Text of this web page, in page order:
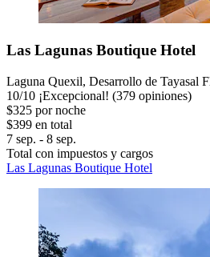
Las Lagunas Boutique Hotel
Laguna Quexil, Desarrollo de Tayasal
10/10 ¡Excepcional! (379 opiniones)
$325 por noche
$399 en total
7 sep. - 8 sep.
Total con impuestos y cargos
Las Lagunas Boutique Hotel